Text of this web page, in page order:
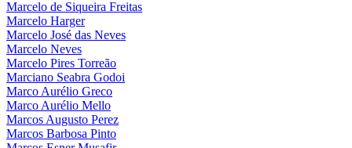
Marcelo de Siqueira Freitas
Marcelo Harger
Marcelo José das Neves
Marcelo Neves
Marcelo Pires Torreão
Marciano Seabra Godoi
Marco Aurélio Greco
Marco Aurélio Mello
Marcos Augusto Perez
Marcos Barbosa Pinto